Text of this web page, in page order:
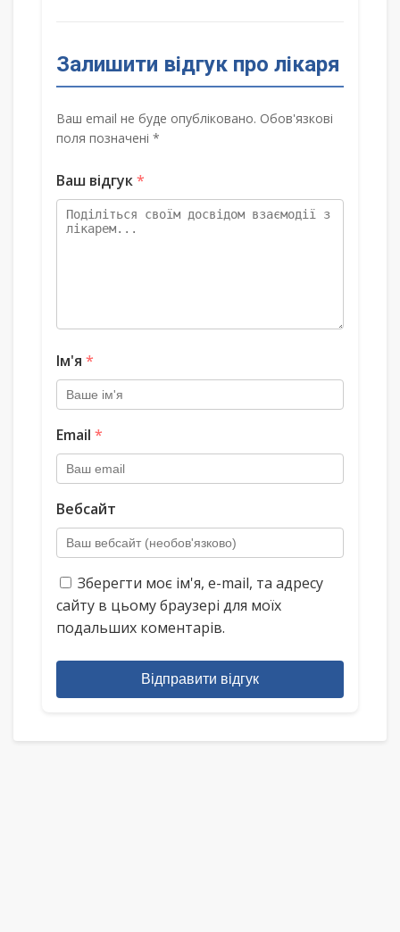
Залишити відгук про лікаря
Ваш email не буде опубліковано. Обов'язкові
поля позначені *
Ваш відгук*
Ім'я *
Email *
Вебсайт
Зберегти моє ім'я, e-mail, та адресу
сайту в цьому браузері для моїх
подальших коментарів.
Відправити відгук